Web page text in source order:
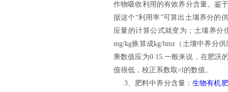
作物吸收利用的有效养分含量。鉴
据这个“利用率”可算出土壤养分的
应量的计算公式就变为； 土壤养分
mg/kg换算成kg/hmz（土壤中养分
乘数值应为0 15.一般来说，在肥沃
值很低，校正系数取>l的数值。
3、 肥料中养分含量：生物有机肥